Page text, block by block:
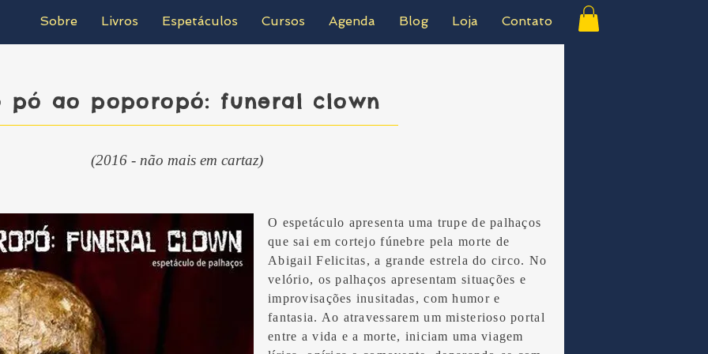
Sobre Livros Espetáculos Cursos Agenda Blog Loja Contato
pó ao poporopó: funeral clown
(2016 - não mais em cartaz)
O espetáculo apresenta uma trupe de palhaços
que sai em cortejo fúnebre pela morte de
Abigail Felicitas, a grande estrela do circo. No
velório, os palhaços apresentam situações e
improvisações inusitadas, com humor e
fantasia. Ao atravessarem um misterioso portal
entre a vida e a morte, iniciam uma viagem